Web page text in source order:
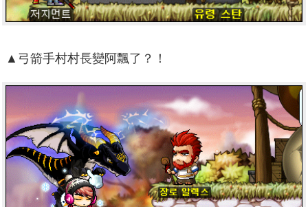
▲弓箭手村村長變阿飄了？！